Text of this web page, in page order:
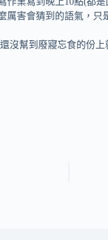
厲害會猜到的語氣，
沒幫到廢寢忘食的份上